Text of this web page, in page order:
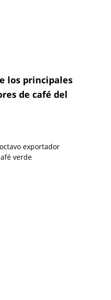
los principales
de café del
exportador
verde